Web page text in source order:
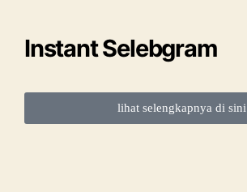
Instant Selebgram
lihat selengkapnya di sini